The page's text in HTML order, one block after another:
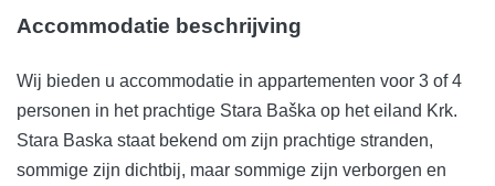
Accommodatie beschrijving
Wij bieden u accommodatie in appartementen voor 3 of 4
personen in het prachtige Stara Baška op het eiland Krk.
Stara Baska staat bekend om zijn prachtige stranden,
sommige zijn dichtbij, maar sommige zijn verborgen en